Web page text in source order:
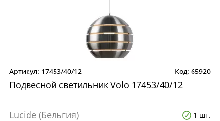
17453/40/12 65920
Подвесной светильник Volo 17453/40/12
Lucide (Бельгия) 1 шт.